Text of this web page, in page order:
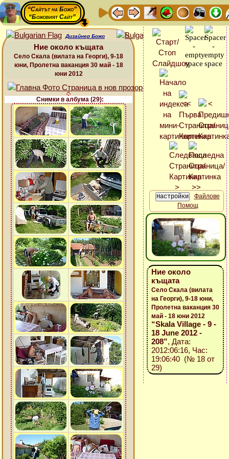
“Сайтът на Божо”
“Божовият Сайт”
Дизайнер Божо
Ние около къщата
Село Скала (вилата на Георги), 9-18
юни, Пролетна ваканция 30 май - 18
юни 2012
Снимки в албума (29):
Файлове
Помощ
Ние около
къщата
Село Скала (вилата
на Георги), 9-18 юни,
Пролетна ваканция 30
май - 18 юни 2012
“Skala Village - 9 -
18 June 2012 -
208”, Дата:
2012:06:16, Час:
19:06:40 (№ 18 от
29)